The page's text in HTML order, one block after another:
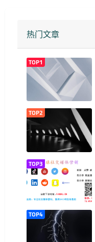
热门文章
TOP1
TOP2
TOP3
TOP4